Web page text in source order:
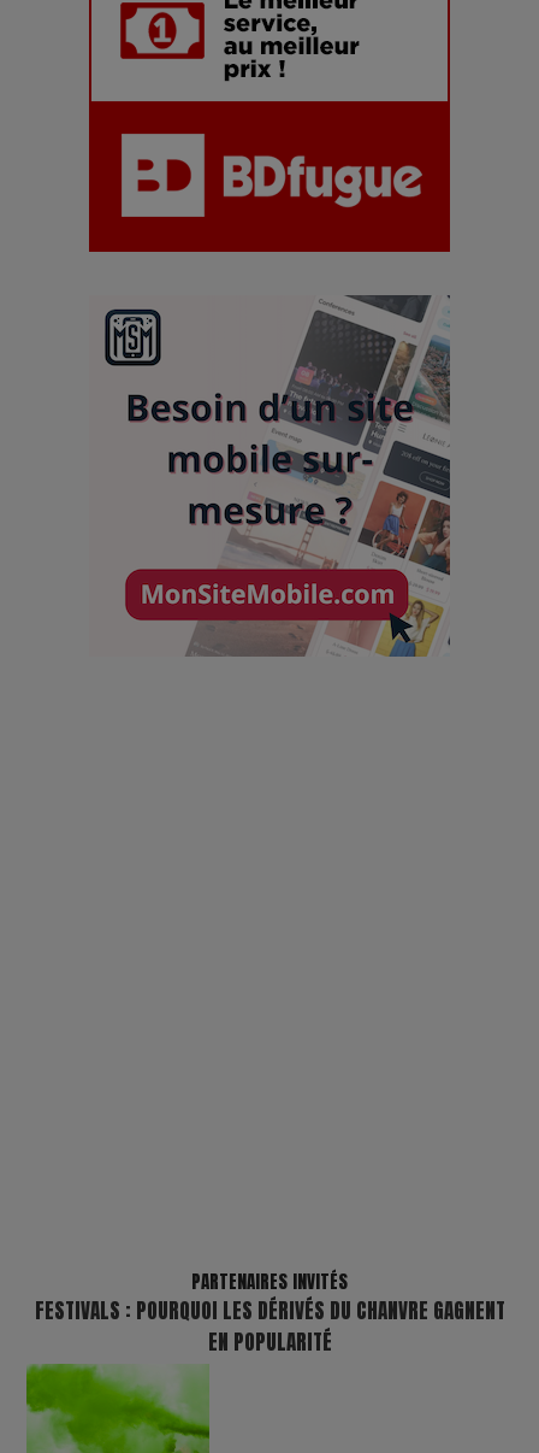
PARTENAIRES INVITÉS
FESTIVALS : POURQUOI LES DÉRIVÉS DU CHANVRE GAGNENT
EN POPULARITÉ